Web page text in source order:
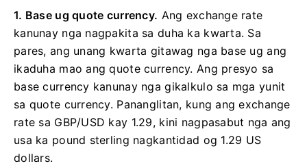
1. Base ug quote currency. Ang exchange rate
kanunay nga nagpakita sa duha ka kwarta. Sa
pares, ang unang kwarta gitawag nga base ug ang
ikaduha mao ang quote currency. Ang presyo sa
base currency kanunay nga gikalkulo sa mga yunit
sa quote currency. Pananglitan, kung ang exchange
rate sa GBP/USD kay 1.29, kini nagpasabut nga ang
usa ka pound sterling nagkantidad og 1.29 US
dollars.